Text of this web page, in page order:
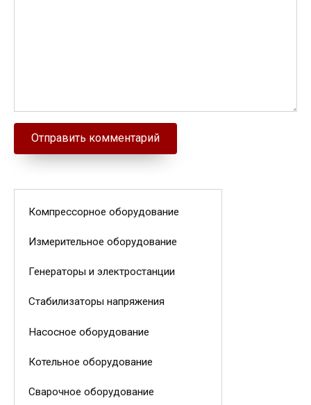
Компрессорное оборудование
Измерительное оборудование
Генераторы и электростанции
Стабилизаторы напряжения
Насосное оборудование
Котельное оборудование
Сварочное оборудование